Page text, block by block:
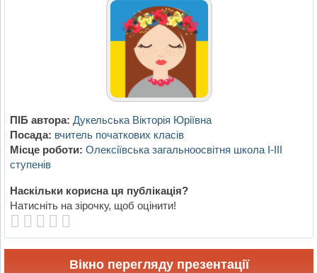
ПІБ автора: Дукельська Вікторія Юріївна
Посада: вчитель початкових класів
Місце роботи: Олексіївська загальноосвітня школа І-ІІІ
ступенів
Наскільки корисна ця публікація?
Натисніть на зірочку, щоб оцінити!
Вікно перегляду презентації